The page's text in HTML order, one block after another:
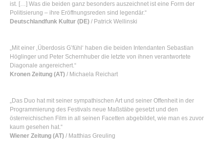
ist. […] Was die beiden ganz besonders auszeichnet ist eine Form der
Politisierung – ihre Eröffnungsreden sind legendär.“
Deutschlandfunk Kultur (DE) / Patrick Wellinski
„Mit einer ‚Überdosis G’fühl‘ haben die beiden Intendanten Sebastian
Höglinger und Peter Schernhuber die letzte von ihnen verantwortete
Diagonale angereichert.“
Kronen Zeitung (AT) / Michaela Reichart
„Das Duo hat mit seiner sympathischen Art und seiner Offenheit in der
Programmierung des Festivals neue Maßstäbe gesetzt und den
österreichischen Film in all seinen Facetten abgebildet, wie man es zuvor
kaum gesehen hat.“
Wiener Zeitung (AT) / Matthias Greuling